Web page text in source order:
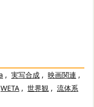
, 実写合成 , 映画関連 ,
WETA , 世界観 , 流体系